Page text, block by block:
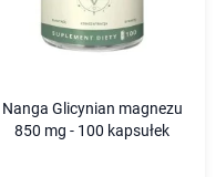
Nanga Glicynian magnezu
850 mg - 100 kapsułek